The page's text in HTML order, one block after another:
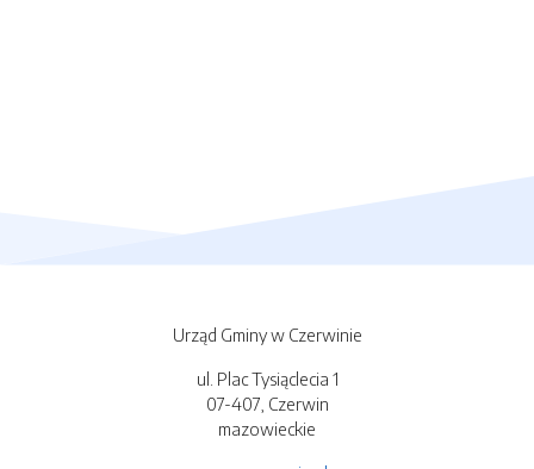
Urząd Gminy w Czerwinie
ul. Plac Tysiąclecia 1
07-407, Czerwin
mazowieckie